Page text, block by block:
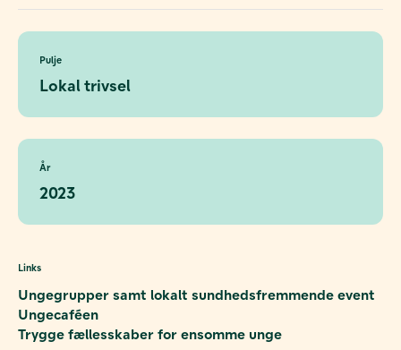
Pulje
Lokal trivsel
År
2023
Links
Ungegrupper samt lokalt sundhedsfremmende event
Ungecaféen
Trygge fællesskaber for ensomme unge